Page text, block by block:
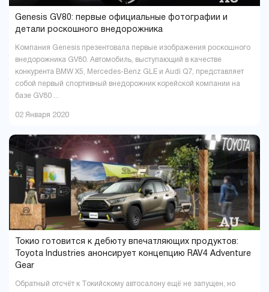
Genesis GV80: первые официальные фотографии и
детали роскошного внедорожника
Компания Genesis презентовала первые изображения роскошного
внедорожника GV80. Автомобиль, выступающий в качестве
конкурента BMW X5, Mercedes-Benz GLE и Audi Q7, представляет
собой первый спортивный внедорожник корейской компании на
базе GV80 ...
02 Января 2020
Токио готовится к дебюту впечатляющих продуктов:
Toyota Industries анонсирует концепцию RAV4 Adventure
Gear
Обратный отсчёт к Токийскому автосалону ещё не запущен, но